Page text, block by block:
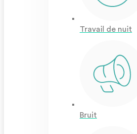
Travail de nuit
Bruit